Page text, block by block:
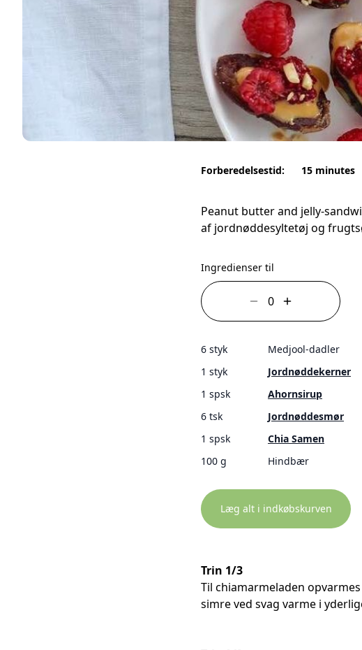
Forberedelsestid: 15 minutes
Peanut butter and jelly-
af jordnøddesyltetøj og
Ingredienser til
6 styk
Medjool-dadler
1 styk
Jordnøddekerner
1 spsk
Ahornsirup
6 tsk
Jordnøddesmør
1 spsk
Chia Samen
100 g
Hindbær
Læg alt i indkøbskurven
Trin 1/3
Til chiamarmeladen
simre ved svag varme i